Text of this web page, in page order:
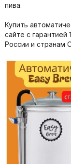
пива.
Купить
сайте с
России и странам